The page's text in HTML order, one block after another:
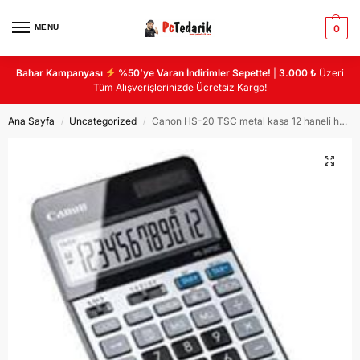
MENU 0
Bahar Kampanyası %50’ye Varan İndirimler Sepette! |3.000 ₺ Üzeri
Tüm Alışverişlerinizde Ücretsiz Kargo!
Ana Sayfa / Uncategorized / Canon HS-20 TSC metal kasa 12 haneli hesap makinası